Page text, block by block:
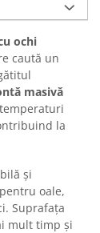
ochi
caută un
masivă
la
și
oale,
Suprafața
mult timp și